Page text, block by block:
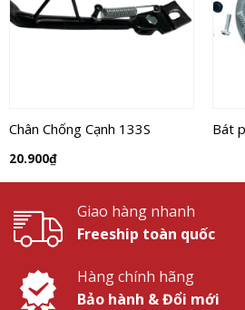
Chân Chống Cạnh 133S
20.900₫
Bát
Giao hàng nhanh
Freeship toàn quốc
Hàng chính hãng
Bảo hành & Đổi mới